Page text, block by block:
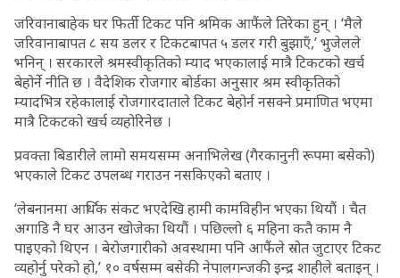
जरिवानाबाहेक घर फिर्ती टिकट पनि श्रमिक आफैंले तिरेका हुन् । ‘मैले
जरिवानाबापत ८ सय डलर र टिकटबापत ५ डलर गरी बुझाएँ,’ भुजेलले
भनिन् । सरकारले श्रमस्वीकृतिको म्याद भएकालाई मात्रै टिकटको खर्च
बेहोर्ने नीति छ । वैदेशिक रोजगार बोर्डका अनुसार श्रम स्वीकृतिको
म्यादभित्र रहेकालाई रोजगारदाताले टिकट बेहोर्न नसक्ने प्रमाणित भएमा
मात्रै टिकटको खर्च व्यहोरिनेछ ।
प्रवक्ता बिडारीले लामो समयसम्म अनाभिलेख (गैरकानुनी रूपमा बसेको)
भएकाले टिकट उपलब्ध गराउन नसकिएको बताए ।
‘लेबनानमा आर्थिक संकट भएदेखि हामी कामविहीन भएका थियौं । चैत
अगाडि नै घर आउन खोजेका थियौं । पछिल्लो ६ महिना कतै काम नै
पाइएको थिएन । बेरोजगारीको अवस्थामा पनि आफैंले स्रोत जुटाएर टिकट
व्यहोर्नु परेको हो,’ १० वर्षसम्म बसेकी नेपालगन्जकी इन्द्र शाहीले बताइन् ।